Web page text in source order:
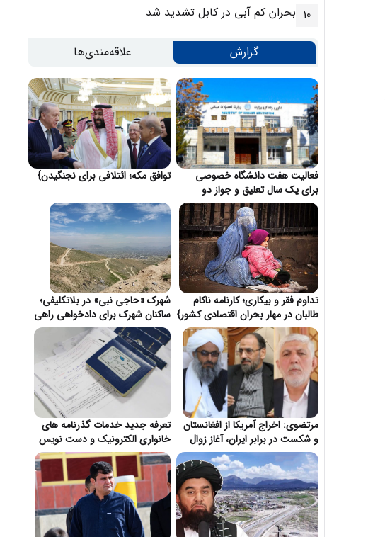
10 بحران کم آبی در کابل تشدید شد
گزارش علاقه‌مندی‌ها
فعالیت هفت دانشگاه خصوصی
برای یک سال تعلیق و جواز دو
دانشگاه لغو شد}
توافق مکه؛ ائتلافی برای نجنگیدن}
تداوم فقر و بیکاری؛ کارنامه ناکام
طالبان در مهار بحران اقتصادی کشور}
شهرک «حاجی نبی» در بلاتکلیفی؛
ساکنان شهرک برای دادخواهی راهی
قندهار شدند}
مرتضوی: اخراج آمریکا از افغانستان
و شکست در برابر ایران، آغاز زوال
هژمونی واشنگتن}
تعرفه جدید خدمات گذرنامه های
خانواری الکترونیک و دست نویس
در ایران اعلام شد}